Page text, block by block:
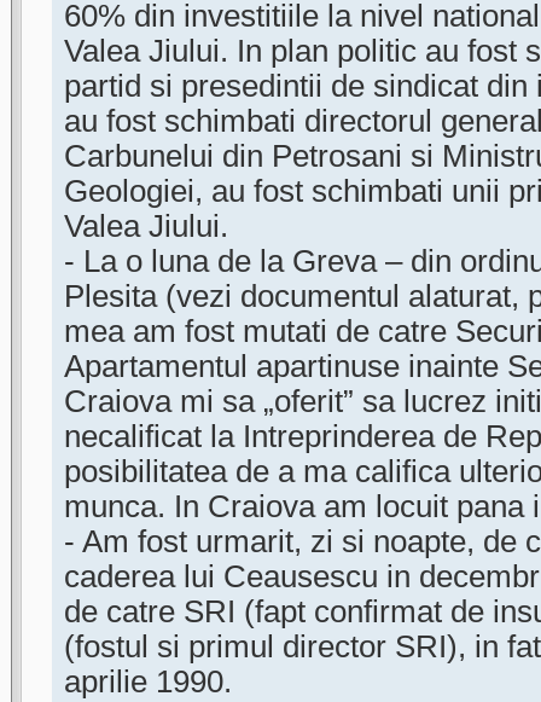
60% din investitiile la nivel
Valea Jiului. In plan politic au fost
partid si presedintii de sindicat
au fost schimbati directorul
Carbunelui din Petrosani si
Geologiei, au fost schimbati unii
Valea Jiului.
- La o luna de la Greva – din
Plesita (vezi documentul alaturat,
mea am fost mutati de catre
Apartamentul apartinuse inainte
Craiova mi sa „oferit” sa lucrez
necalificat la Intreprinderea de
posibilitatea de a ma califica
munca. In Craiova am locuit pana
- Am fost urmarit, zi si noapte, de
caderea lui Ceausescu in
de catre SRI (fapt confirmat de
(fostul si primul director SRI), in
aprilie 1990.